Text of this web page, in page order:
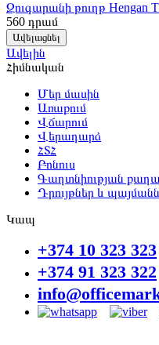
Զուգարանի թուղթ Hengan
560 դրամ
Ավելացնել
Ավելին
Հիմնական
Մեր մասին
Առաքում
Վճարում
Վերադարձ
ՀՏՀ
Բոնուս
Գաղտնիության
Դրույթներ և
Կապ
+374 10 323 323
+374 91 323 322